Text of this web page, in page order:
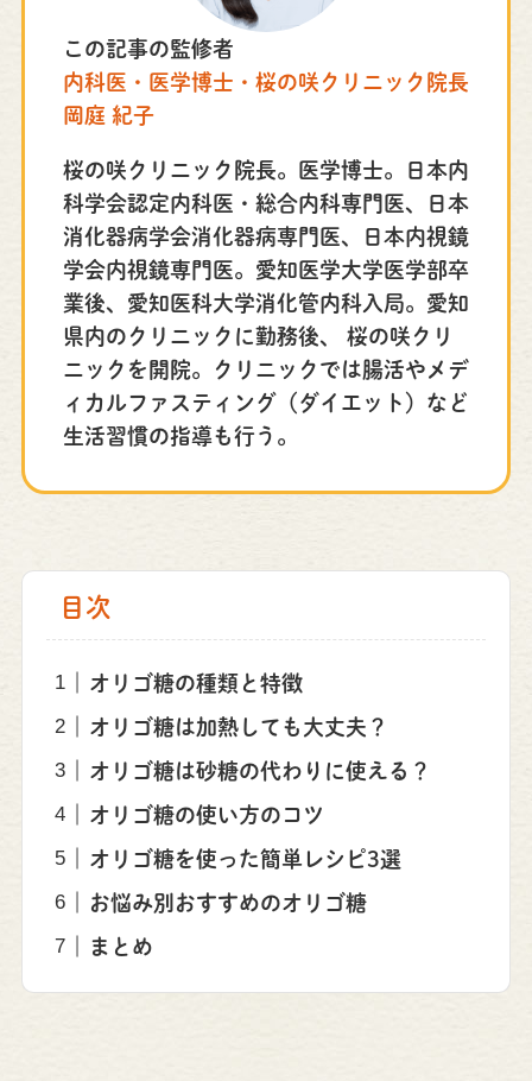
この記事の監修者
内科医・医学博士・桜の咲クリニック院長
岡庭 紀子
桜の咲クリニック院長。医学博士。日本内
科学会認定内科医・総合内科専門医、日本
消化器病学会消化器病専門医、日本内視鏡
学会内視鏡専門医。愛知医学大学医学部卒
業後、愛知医科大学消化管内科入局。愛知
県内のクリニックに勤務後、 桜の咲クリ
ニックを開院。クリニックでは腸活やメデ
ィカルファスティング（ダイエット）など
生活習慣の指導も行う。
目次
オリゴ糖の種類と特徴
オリゴ糖は加熱しても大丈夫？
オリゴ糖は砂糖の代わりに使える？
オリゴ糖の使い方のコツ
オリゴ糖を使った簡単レシピ3選
お悩み別おすすめのオリゴ糖
まとめ